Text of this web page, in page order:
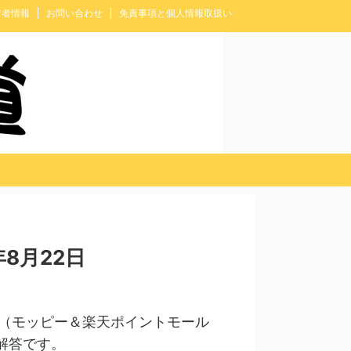
情報 お問い合わせ 免責事項と個人情報取扱い
月22日
モッピー＆楽天ポイントモール
です。